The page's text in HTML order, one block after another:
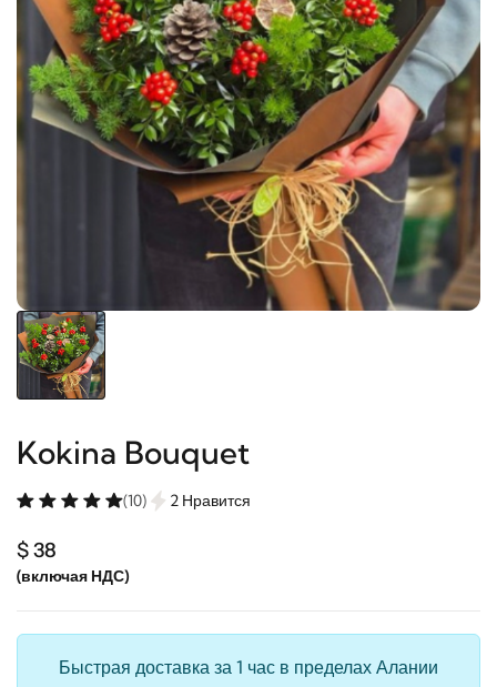
Kokina Bouquet
(10) 2 Нравится
$ 38
(включая НДС)
Быстрая доставка за 1 час в пределах Алании